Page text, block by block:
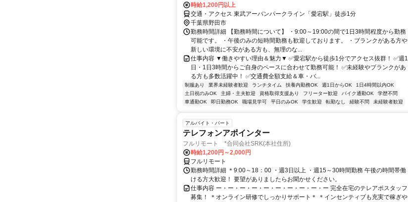
時給1,200円以上
交通・アクセス 東武アーバンパークライン「愛宕駅」徒歩1分
千葉県野田市
勤務時間詳細 【勤務時間について】 ・9:00～19:00の間で1日3時間程度から勤務
可能です。 ・午後のみの短時間勤務も歓迎しております。 ・ブランクがある方や
新しい環境に不安がある方も、無理のな...
仕事内容 ▼働きやすい理由＆魅力▼ ✅愛宕駅から徒歩1分でアクセス抜群！ ✅週1
日・1日3時間からご自身のペースに合わせて勤務可能！ ✅未経験やブランクがあ
る方も多数活躍中！ ✅交通費全額支給＆車・バ...
制服あり 業界未経験者歓迎 ランチタイム 扶養内勤務OK 週1日からOK
1日4時間以内OK
土日祝のみOK
主婦・主夫歓迎 資格取得支援あり フリーター歓迎 バイク通勤OK
学歴不問
車通勤OK
即日勤務OK 職場見学可 平日のみOK 学生歓迎 転勤なし 経験不問 未経験者歓迎
アルバイト・パート
テレフォンアポインター
フルリモート *合同会社SRK(本社住所)
時給1,200円～2,000円
フルリモート
勤務時間詳細 ＊9:00～18：00 ・週3日以上 ・週15～30時間勤務 午後の時間帯働
ける方大歓迎！ 要望がありましたらお聞かせください。
仕事内容 ー・ー・ー・ー・ー・ー・ー・ー・ー・ー 完全在宅のテレアポスタッフ
募集！ ＊オンライン研修でしっかりサポート＊ ＊インセンティブも充実で稼ぎや